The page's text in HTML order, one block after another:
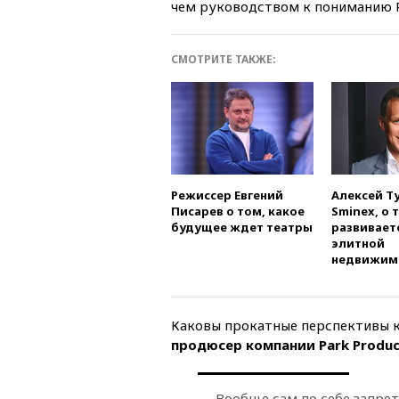
чем руководством к пониманию
СМОТРИТЕ ТАКЖЕ:
Режиссер Евгений
Писарев о том, какое
будущее ждет театры
Алексей
Sminex, о
элитной
Каковы прокатные перспективы
продюсер компании Park